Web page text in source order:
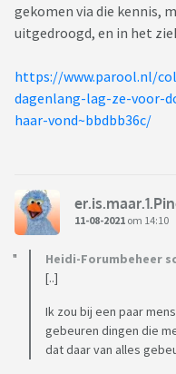
gekomen via die kennis,
uitgedroogd, en in het
https://www.parool.nl/
dagenlang-lag-ze-voor-
haar-vond~bbdbb36c/
11-08-2021 om 14:10
Heidi-Forumbeheer
[..]
Ik zou bij een paar
gebeuren dingen die
dat daar van alles